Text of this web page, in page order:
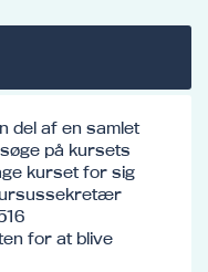
del af en samlet
på kursets
kurset for sig
for at blive